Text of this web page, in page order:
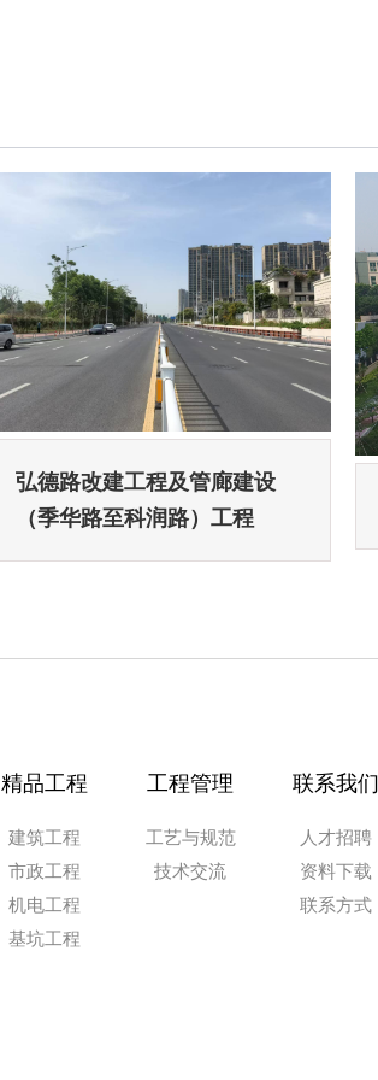
弘德路改建工程及管廊建设
（季华路至科润路）工程
精品工程
建筑工程
市政工程
机电工程
基坑工程
工程管理
工艺与规范
技术交流
联系我们
人才招聘
资料下载
联系方式